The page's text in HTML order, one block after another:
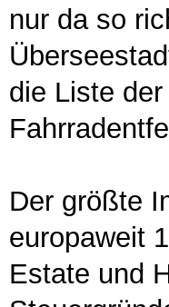
nur da so
die Liste
Der größte
europaweit
Estate und